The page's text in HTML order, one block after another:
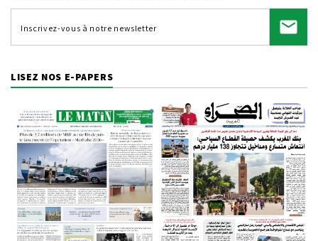
LISEZ NOS E-PAPERS